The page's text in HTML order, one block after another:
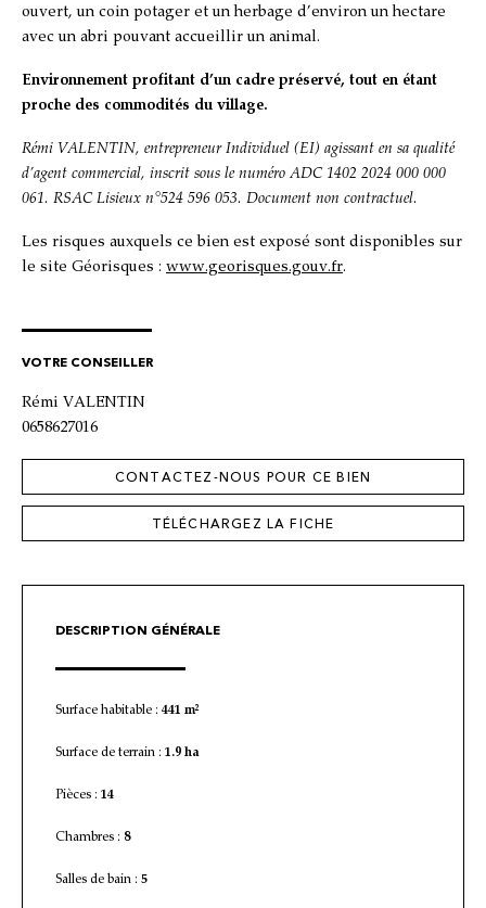
ouvert, un coin potager et un herbage d’environ un hectare
avec un abri pouvant accueillir un animal.
Environnement profitant d’un cadre préservé, tout en étant
proche des commodités du village.
Rémi VALENTIN, entrepreneur Individuel (EI) agissant en sa qualité
d’agent commercial, inscrit sous le numéro ADC 1402 2024 000 000
061. RSAC Lisieux n°524 596 053. Document non contractuel.
Les risques auxquels ce bien est exposé sont disponibles sur
le site Géorisques : www.georisques.gouv.fr.
VOTRE CONSEILLER
Rémi VALENTIN
0658627016
CONTACTEZ-NOUS POUR CE BIEN
TÉLÉCHARGEZ LA FICHE
DESCRIPTION GÉNÉRALE
Surface habitable : 441 m²
Surface de terrain : 1.9 ha
Pièces : 14
Chambres : 8
Salles de bain : 5